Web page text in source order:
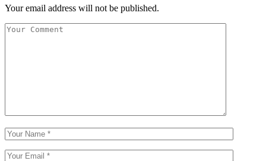
Your email address will not be published.